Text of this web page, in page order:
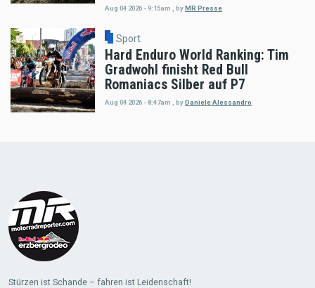
Aug 04 2026 - 9:15am byMR Presse
Sport
Hard Enduro World Ranking: Tim
Gradwohl finisht Red Bull
Romaniacs Silber auf P7
Aug 04 2026 - 8:47am byDaniele Alessandro
Stürzen ist Schande – fahren ist Leidenschaft!